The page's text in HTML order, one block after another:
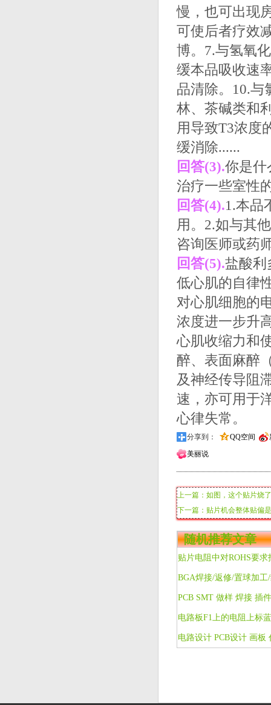
慢，也可出现
可使后者疗效
博。7.与氢氧
缓本品吸收速
品清除。10.与
林、茶碱类和
用导致T3浓度
缓消除......
回答(3).你是什
治疗一些室性
回答(4).1.本品
用。2.如与其
咨询医师或药
回答(5).盐酸利
低心肌的自律
对心肌细胞的
浓度进一步升
心肌收缩力和
醉、表面麻醉
及神经传导阻
速，亦可用于
心律失常。
分享到： QQ空间
美丽说
上一篇：如图，这个贴片烧
下一篇：贴片机会整体贴偏
随机推荐文章
贴片电阻中对ROHS要
电路板F1上的电阻上标